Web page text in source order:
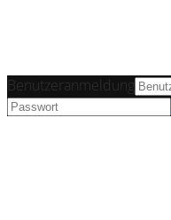
Benutzeranmeldung